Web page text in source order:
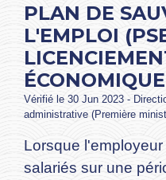
PLAN DE
L'EMPLOI
ÉCONOMIQUE
Vérifié le 30 Jun 2023 -
administrative (Première
Lorsque
salariés sur une